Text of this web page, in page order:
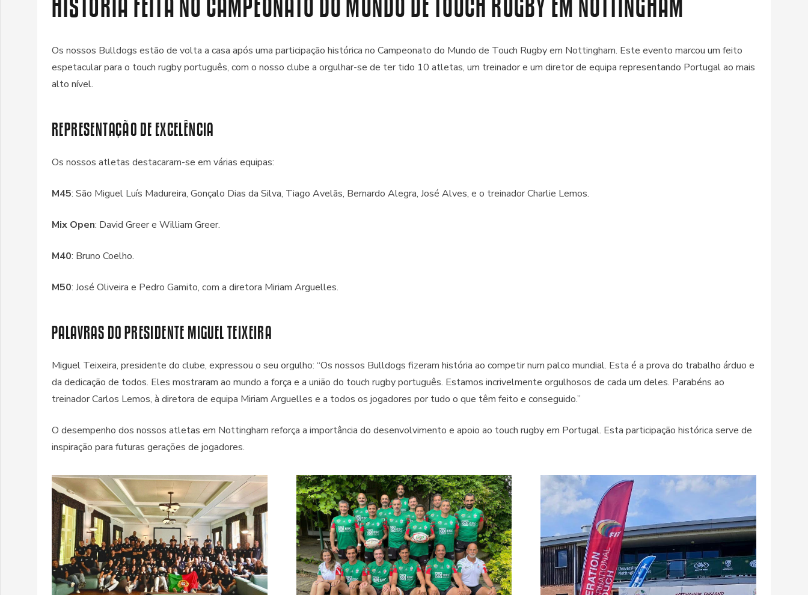
HISTÓRIA FEITA NO CAMPEONATO DO MUNDO DE TOUCH RUGBY EM NOTTINGHAM
Os nossos Bulldogs estão de volta a casa após uma participação histórica no Campeonato do Mundo de Touch Rugby em Nottingham. Este evento marcou um feito
espetacular para o touch rugby português, com o nosso clube a orgulhar-se de ter tido 10 atletas, um treinador e um diretor de equipa representando Portugal ao mais
alto nível.
REPRESENTAÇÃO DE EXCELÊNCIA
Os nossos atletas destacaram-se em várias equipas:
M45: São Miguel Luís Madureira, Gonçalo Dias da Silva, Tiago Avelãs, Bernardo Alegra, José Alves, e o treinador Charlie Lemos.
Mix Open: David Greer e William Greer.
M40: Bruno Coelho.
M50: José Oliveira e Pedro Gamito, com a diretora Miriam Arguelles.
PALAVRAS DO PRESIDENTE MIGUEL TEIXEIRA
Miguel Teixeira, presidente do clube, expressou o seu orgulho: “Os nossos Bulldogs fizeram história ao competir num palco mundial. Esta é a prova do trabalho árduo e
da dedicação de todos. Eles mostraram ao mundo a força e a união do touch rugby português. Estamos incrivelmente orgulhosos de cada um deles. Parabéns ao
treinador Carlos Lemos, à diretora de equipa Miriam Arguelles e a todos os jogadores por tudo o que têm feito e conseguido.”
O desempenho dos nossos atletas em Nottingham reforça a importância do desenvolvimento e apoio ao touch rugby em Portugal. Esta participação histórica serve de
inspiração para futuras gerações de jogadores.